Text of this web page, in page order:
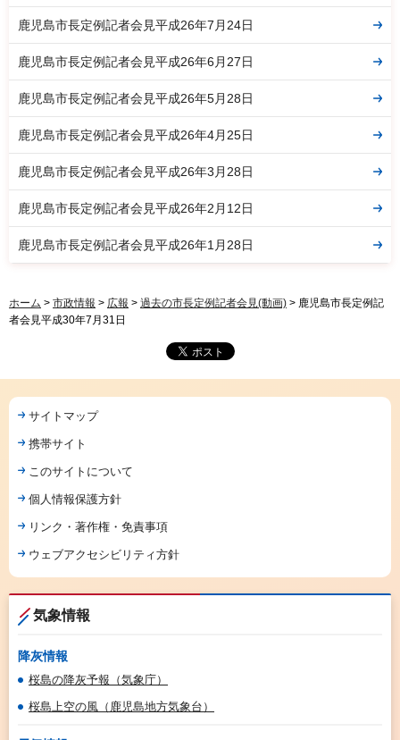
鹿児島市長定例記者会見平成26年7月24日
鹿児島市長定例記者会見平成26年6月27日
鹿児島市長定例記者会見平成26年5月28日
鹿児島市長定例記者会見平成26年4月25日
鹿児島市長定例記者会見平成26年3月28日
鹿児島市長定例記者会見平成26年2月12日
鹿児島市長定例記者会見平成26年1月28日
ホーム > 市政情報 > 広報 > 過去の市長定例記者会見(動画) > 鹿児島市長定例記
者会見平成30年7月31日
サイトマップ
携帯サイト
このサイトについて
個人情報保護方針
リンク・著作権・免責事項
ウェブアクセシビリティ方針
気象情報
降灰情報
桜島の降灰予報（気象庁）
桜島上空の風（鹿児島地方気象台）